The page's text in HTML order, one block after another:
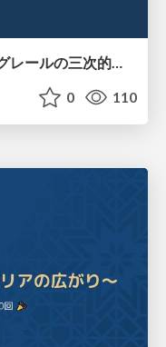
技術は予測を代補する：スティグレールの三次的記憶論と予測処理パラダイムの交差
0 110